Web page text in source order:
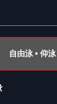
自由泳 • 仰